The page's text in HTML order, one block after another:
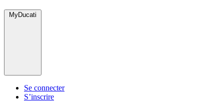
MyDucati
Se connecter
S’inscrire